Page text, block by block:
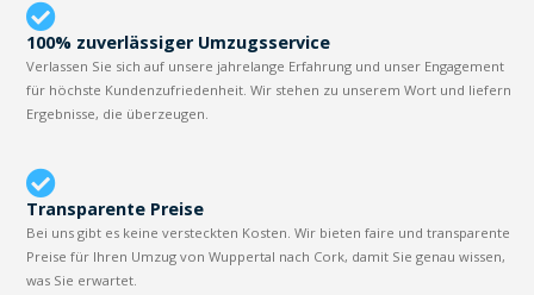
100% zuverlässiger Umzugsservice
Verlassen Sie sich auf unsere jahrelange Erfahrung und unser Engagement
für höchste Kundenzufriedenheit. Wir stehen zu unserem Wort und liefern
Ergebnisse, die überzeugen.
Transparente Preise
Bei uns gibt es keine versteckten Kosten. Wir bieten faire und transparente
Preise für Ihren Umzug von Wuppertal nach Cork, damit Sie genau wissen,
was Sie erwartet.